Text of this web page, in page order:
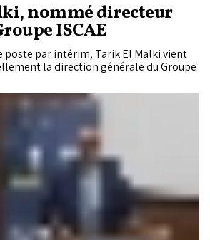
nommé directeur
ISCAE
poste par intérim, Tarik El Malki vient
la direction générale du Groupe